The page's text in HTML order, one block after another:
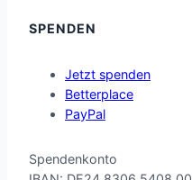
SPENDEN
Jetzt spenden
Betterplace
PayPal
Spendenkonto